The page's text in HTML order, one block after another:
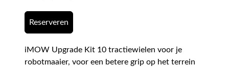
Reserveren
iMOW Upgrade Kit 10 tractiewielen voor je
robotmaaier, voor een betere grip op het terrein